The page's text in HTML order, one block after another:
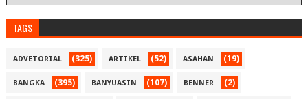
TAGS
ADVETORIAL (325) ARTIKEL (52) ASAHAN (19)
BANGKA (395) BANYUASIN (107) BENNER (2)